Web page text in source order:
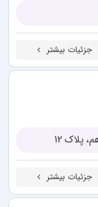
جزئیات بیشتر
پلاک 12
جزئیات بیشتر